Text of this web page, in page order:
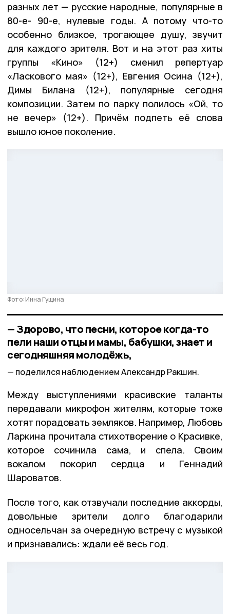
разных лет — русские народные, популярные в
80-е- 90-е, нулевые годы. А потому что-то
особенно близкое, трогающее душу, звучит
для каждого зрителя. Вот и на этот раз хиты
группы «Кино» (12+) сменил репертуар
«Ласкового мая» (12+), Евгения Осина (12+),
Димы Билана (12+), популярные сегодня
композиции. Затем по парку полилось «Ой, то
не вечер» (12+). Причём подпеть её слова
вышло юное поколение.
Фото: Инна Гущина
— Здорово, что песни, которое когда-то
пели наши отцы и мамы, бабушки, знает и
сегодняшняя молодёжь,
поделился наблюдением Александр Ракшин.
Между выступлениями красивские таланты
передавали микрофон жителям, которые тоже
хотят порадовать земляков. Например, Любовь
Ларкина прочитала стихотворение о Красивке,
которое сочинила сама, и спела. Своим
вокалом покорил сердца и Геннадий
Шароватов.
После того, как отзвучали последние аккорды,
довольные зрители долго благодарили
односельчан за очередную встречу с музыкой
и признавались: ждали её весь год.